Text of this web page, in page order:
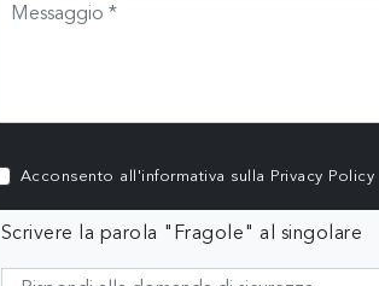
Acconsento all'informativa sulla Privacy Policy
Scrivere la parola "Fragole" al singolare